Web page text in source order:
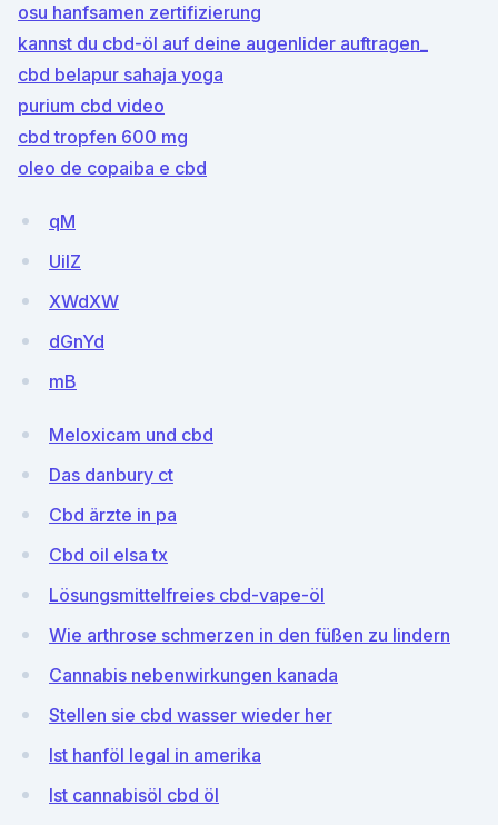
osu hanfsamen zertifizierung
kannst du cbd-öl auf deine augenlider auftragen_
cbd belapur sahaja yoga
purium cbd video
cbd tropfen 600 mg
oleo de copaiba e cbd
qM
UiIZ
XWdXW
dGnYd
mB
Meloxicam und cbd
Das danbury ct
Cbd ärzte in pa
Cbd oil elsa tx
Lösungsmittelfreies cbd-vape-öl
Wie arthrose schmerzen in den füßen zu lindern
Cannabis nebenwirkungen kanada
Stellen sie cbd wasser wieder her
Ist hanföl legal in amerika
Ist cannabisöl cbd öl